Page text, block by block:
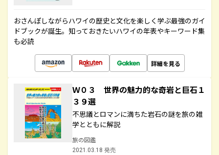
おさんぽしながらハワイの歴史と文化を楽しく学ぶ最強のガイ
ドブックが誕生。知っておきたいハワイの年表やキーワード集
も必読
詳細を見る
Ｗ０３ 世界の魅力的な奇岩と巨石１
３９選
不思議とロマンに満ちた岩石の謎を旅の雑
学とともに解説
旅の図鑑
2021.03.18 発売